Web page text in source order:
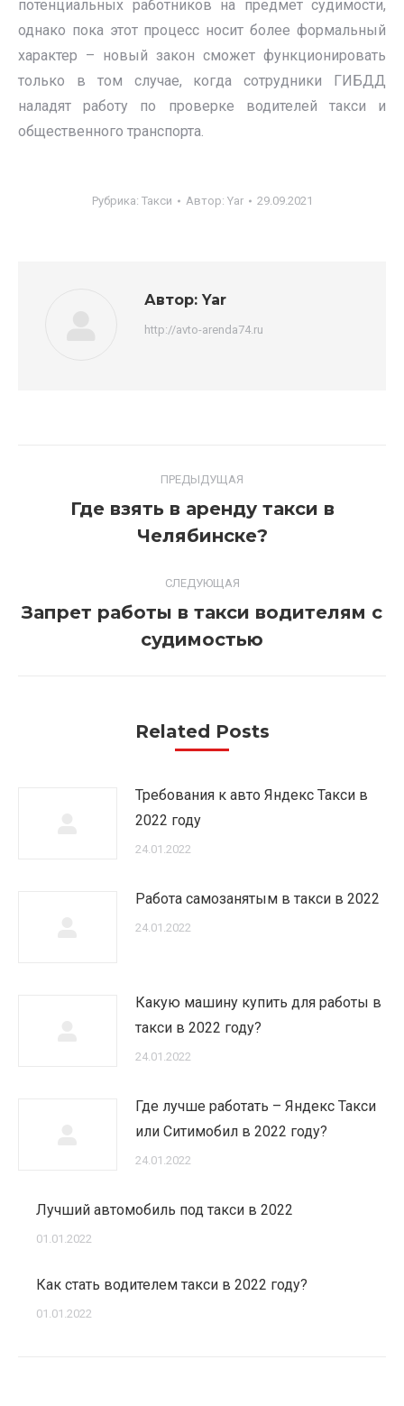
потенциальных работников на предмет судимости,
однако пока этот процесс носит более формальный
характер – новый закон сможет функционировать
только в том случае, когда сотрудники ГИБДД
наладят работу по проверке водителей такси и
общественного транспорта.
Рубрика: Такси Автор: Yar 29.09.2021
Автор: Yar
http://avto-arenda74.ru
записям
ПРЕДЫДУЩАЯ
Предыдущая
запись:
Где взять в аренду такси в
Челябинске?
СЛЕДУЮЩАЯ
Следующая
запись:
Запрет работы в такси водителям с
судимостью
Related Posts
Требования к авто Яндекс Такси в
2022 году
24.01.2022
Работа самозанятым в такси в 2022
24.01.2022
Какую машину купить для работы в
такси в 2022 году?
24.01.2022
Где лучше работать – Яндекс Такси
или Ситимобил в 2022 году?
24.01.2022
Лучший автомобиль под такси в 2022
01.01.2022
Как стать водителем такси в 2022 году?
01.01.2022